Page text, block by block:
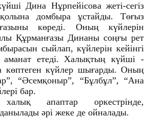
Дина Нұрпейісова жеті-сегіз
домбыра ұстайды. Төғыз
көреді. Оның күйлерін
Құрманғазы Динаны соңғы рет
сыйлап, күйлерін кейінгі
аманат етеді. Халықтың күйші -
көптеген күйлер шығарды. Оның
“Әсемқоныр”, “Бұлбұл”, “Ана
бар.
апаптар оркестрінде,
әрі жеке де ойналады.